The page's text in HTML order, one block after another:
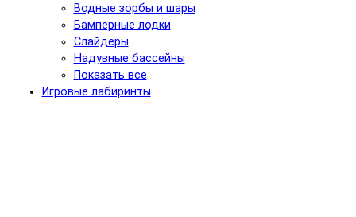
Водные зорбы и шары
Бамперные лодки
Слайдеры
Надувные бассейны
Показать все
Игровые лабиринты